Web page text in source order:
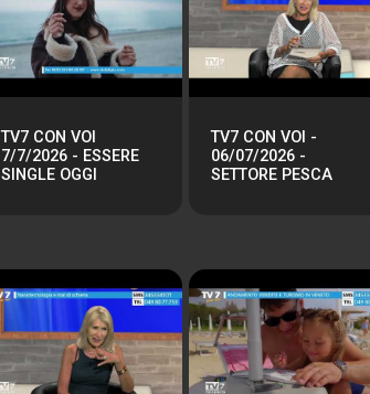
TV7 CON VOI
7/7/2026 - ESSERE
SINGLE OGGI
TV7 CON VOI -
06/07/2026 -
SETTORE PESCA